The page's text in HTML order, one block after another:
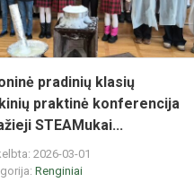
pradinių klasių
praktinė konferencija
STEAMukai...
2026-03-01
Renginiai